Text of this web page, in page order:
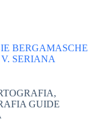
BERGAMASCHE
SERIANA
,
GUIDE